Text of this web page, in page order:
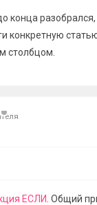
конца разобрался,
конкретную
столбцом.
ЕСЛИ . Общий